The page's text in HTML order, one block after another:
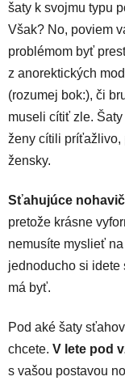
šaty k svojmu typu
Však? No, poviem
problémom byť
z anorektických
(rozumej bok:), či
museli cítiť zle.
ženy cítili príťažlivo,
žensky.
Sťahujúce
pretože krásne
nemusíte myslieť
jednoducho si idete
má byť.
Pod aké šaty
chcete. V lete pod
s vašou postavou